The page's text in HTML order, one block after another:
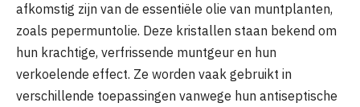
afkomstig zijn van de essentiële olie van muntplanten,
zoals pepermuntolie. Deze kristallen staan bekend om
hun krachtige, verfrissende muntgeur en hun
verkoelende effect. Ze worden vaak gebruikt in
verschillende toepassingen vanwege hun antiseptische